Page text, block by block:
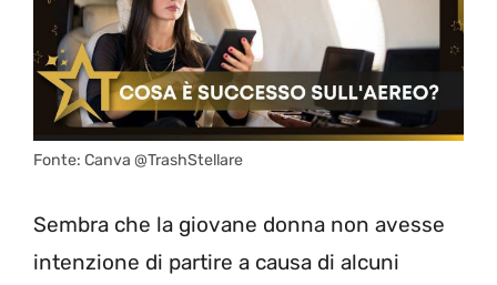
Fonte: Canva @TrashStellare
Sembra che la giovane donna non avesse
intenzione di partire a causa di alcuni